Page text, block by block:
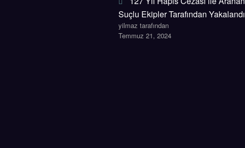
127 Yıl Hapis Cezası ile Aranan
Suçlu Ekipler Tarafından Yakalandı
yilmaz tarafından
Temmuz 21, 2024